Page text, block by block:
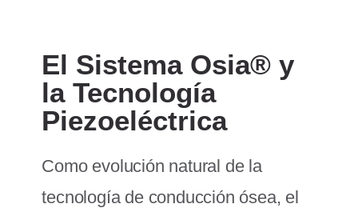
El Sistema Osia® y
la Tecnología
Piezoeléctrica
Como evolución natural de la
tecnología de conducción ósea, el